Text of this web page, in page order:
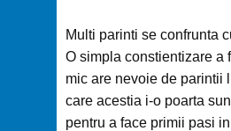
Multi parinti se confrunta
O simpla constientizare a
mic are nevoie de parintii
care acestia i-o poarta
pentru a face primii pasi in